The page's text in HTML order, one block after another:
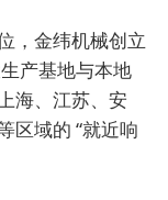
，金纬机械创立
产基地与本地
海、江苏、安
区域的 “就近响